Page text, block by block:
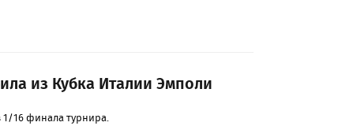
из Кубка Италии Эмполи
1/16 финала турнира.